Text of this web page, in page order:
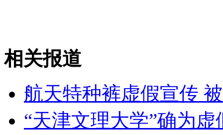
南沙群岛大兴土木 菲律宾无视中方抗议
山西运城恶犬咬伤多人 警民合力深夜将其击毙
相关报道
航天特种裤虚假宣传
“天津文理大学”确为虚